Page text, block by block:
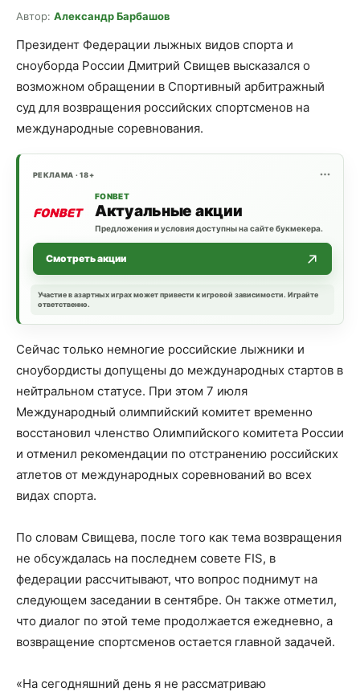
Автор: Александр Барбашов
Президент Федерации лыжных видов спорта и
сноуборда России Дмитрий Свищев высказался о
возможном обращении в Спортивный арбитражный
суд для возвращения российских спортсменов на
международные соревнования.
РЕКЛАМА · 18+
FONBET
Актуальные акции
Предложения и условия доступны на сайте букмекера.
Смотреть акции
Участие в азартных играх может привести к игровой зависимости. Играйте
ответственно.
Сейчас только немногие российские лыжники и
сноубордисты допущены до международных стартов в
нейтральном статусе. При этом 7 июля
Международный олимпийский комитет временно
восстановил членство Олимпийского комитета России
и отменил рекомендации по отстранению российских
атлетов от международных соревнований во всех
видах спорта.
По словам Свищева, после того как тема возвращения
не обсуждалась на последнем совете FIS, в
федерации рассчитывают, что вопрос поднимут на
следующем заседании в сентябре. Он также отметил,
что диалог по этой теме продолжается ежедневно, а
возвращение спортсменов остается главной задачей.
«На сегодняшний день я не рассматриваю